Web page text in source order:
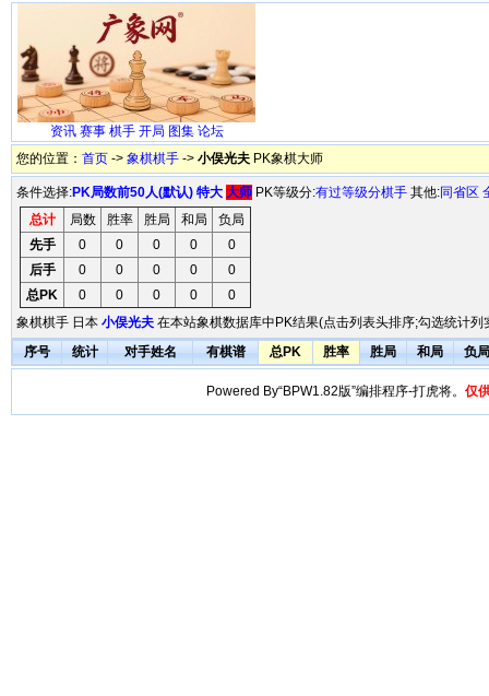
资讯 赛事 棋手 开局 图集 论坛
您的位置： 首页 -> 象棋棋手 -> 小俣光夫 PK象棋大师
条件选择:PK局数前50人(默认) 特大 大师 PK等级分:有过等级分棋手 其他:同省区
总计
局数 胜率 胜局 和局
负局
先手
0 0 0 0
0
后手
0 0 0 0
0
总PK
0 0 0 0
0
象棋棋手 日本 小俣光夫 在本站象棋数据库中PK结果(点击列表头排序;勾选统计
序号
统计 对手姓名 有棋谱 总PK 胜率 胜局 和局 负局
Powered By“BPW1.82版”编排程序-打虎将。 仅